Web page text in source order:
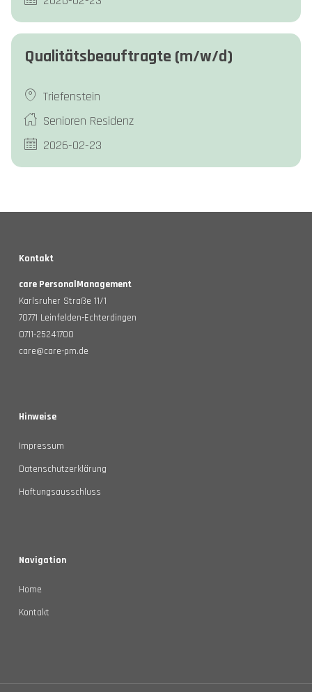
Qualitätsbeauftragte (m/w/d)
Triefenstein
Senioren Residenz
2026-02-23
Kontakt
care PersonalManagement
Karlsruher Straße 11/1
70771 Leinfelden-Echterdingen
0711-25241700
care@care-pm.de
Hinweise
Impressum
Datenschutzerklärung
Haftungsausschluss
Navigation
Home
Kontakt